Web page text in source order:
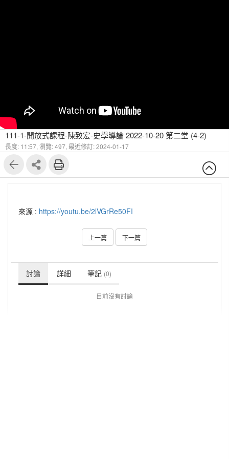
111-1-開放式課程-陳致宏-史學導論 2022-10-20 第二堂 (4-2)
長度: 11:57, 瀏覽: 497, 最近修訂: 2024-01-17
來源 : https://youtu.be/2lVGrRe50FI
上一篇 下一篇
討論 詳細 筆記 (0)
目前沒有討論